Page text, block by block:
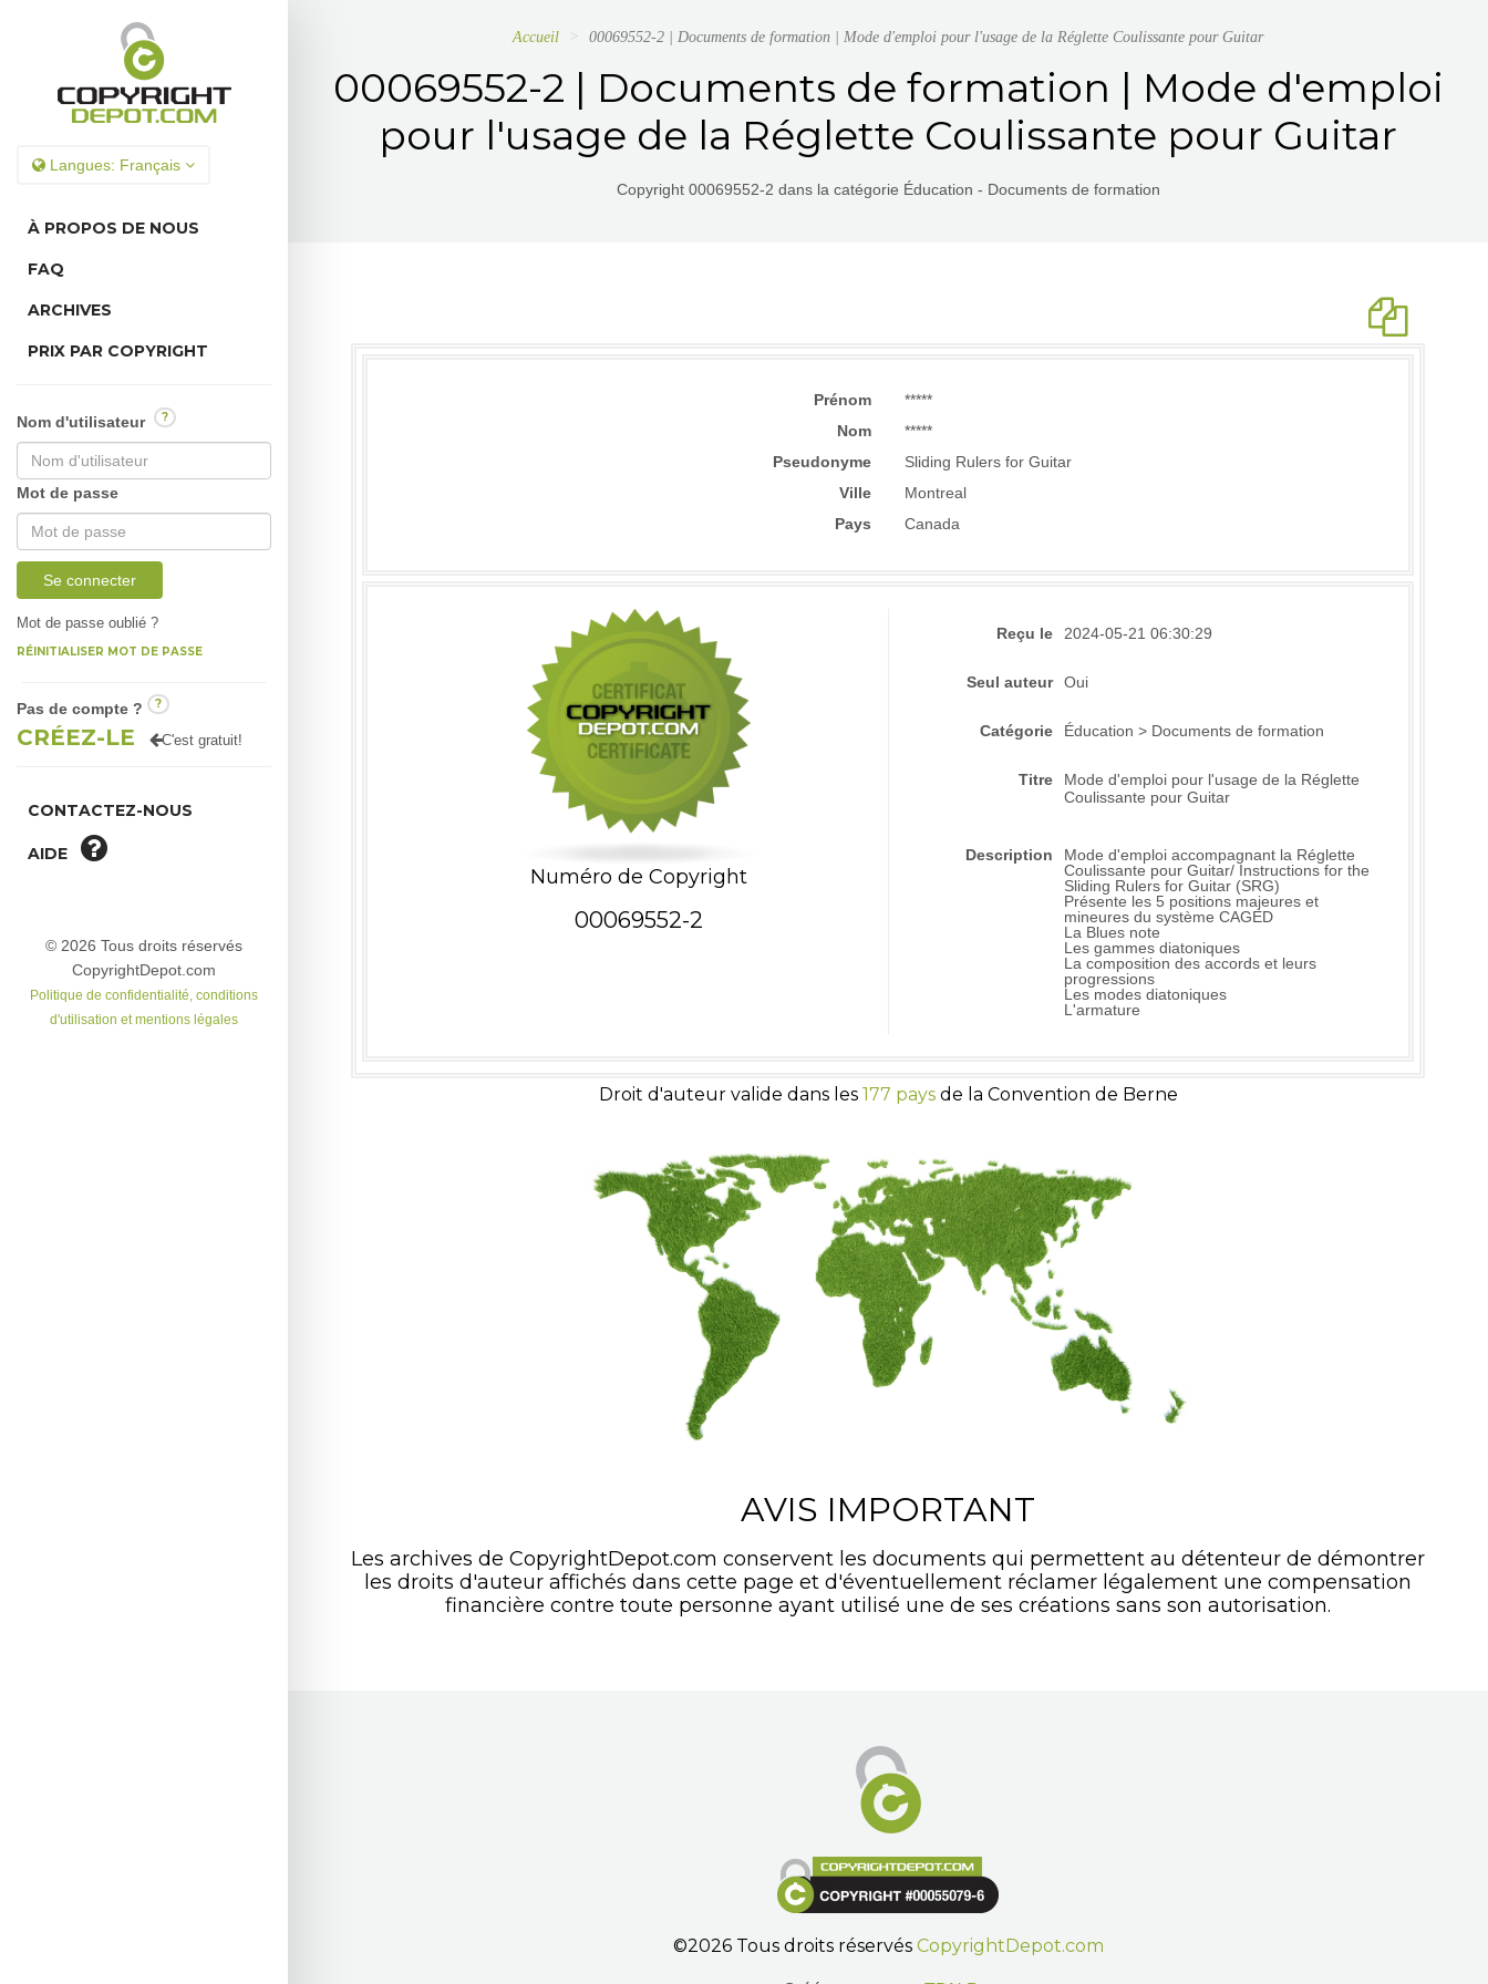
Langues: Français
À PROPOS DE NOUS
FAQ
ARCHIVES
PRIX PAR COPYRIGHT
Nom d'utilisateur ?
Mot de passe
Se connecter
Mot de passe oublié ?
RÉINITIALISER MOT DE PASSE
Pas de compte ? ?
CRÉEZ-LE C'est gratuit!
CONTACTEZ-NOUS
AIDE
© 2026 Tous droits réservés
CopyrightDepot.com
Politique de confidentialité, conditions
d'utilisation et mentions légales
Accueil 00069552-2 | Documents de formation | Mode d'emploi pour l'usage de la Réglette Coulissante pour Guitar
00069552-2 | Documents de formation | Mode d'emploi
pour l'usage de la Réglette Coulissante pour Guitar
Copyright 00069552-2 dans la catégorie Éducation - Documents de formation
Prénom
*****
Nom
*****
Pseudonyme
Sliding Rulers for Guitar
Ville
Montreal
Pays
Canada
Numéro de Copyright
00069552-2
Reçu le 2024-05-21 06:30:29
Seul auteur Oui
Catégorie Éducation > Documents de formation
Titre
Mode d'emploi pour l'usage de la Réglette
Coulissante pour Guitar
Description
Mode d'emploi accompagnant la Réglette
Coulissante pour Guitar/ Instructions for the
Sliding Rulers for Guitar (SRG)
Présente les 5 positions majeures et
mineures du système CAGED
La Blues note
Les gammes diatoniques
La composition des accords et leurs
progressions
Les modes diatoniques
L'armature
Droit d'auteur valide dans les 177 paysde la Convention de Berne
AVIS IMPORTANT
Les archives de CopyrightDepot.com conservent les documents qui permettent au détenteur de démontrer
les droits d'auteur affichés dans cette page et d'éventuellement réclamer légalement une compensation
financière contre toute personne ayant utilisé une de ses créations sans son autorisation.
©2026 Tous droits réservés CopyrightDepot.com